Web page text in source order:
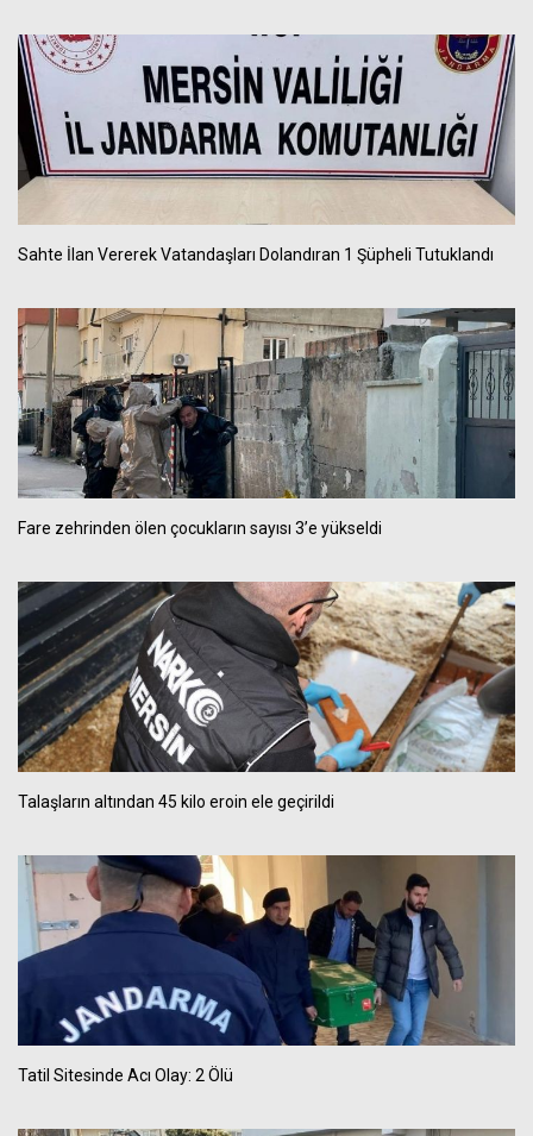
Sahte İlan Vererek Vatandaşları Dolandıran 1 Şüpheli Tutuklandı
Fare zehrinden ölen çocukların sayısı 3’e yükseldi
Talaşların altından 45 kilo eroin ele geçirildi
Tatil Sitesinde Acı Olay: 2 Ölü